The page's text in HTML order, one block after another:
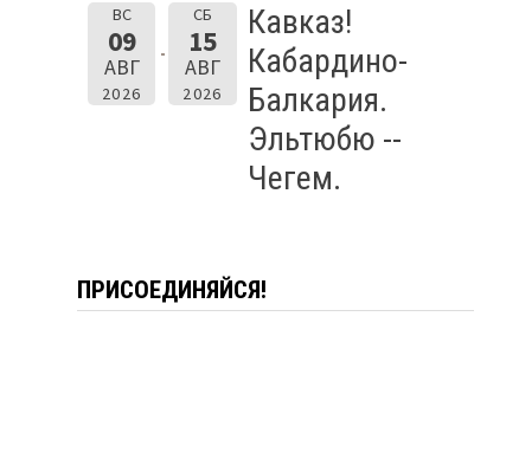
ВС
09
АВГ
2026
СБ
15
АВГ
2026
Кавказ!
Кабардино-
Балкария.
Эльтюбю --
Чегем.
ПРИСОЕДИНЯЙСЯ!